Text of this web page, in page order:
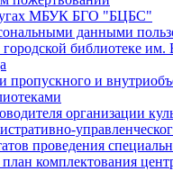
МБУК БГО "БЦБС"
данными
библиотеке
пропускного и
организации
проведения
комплектования